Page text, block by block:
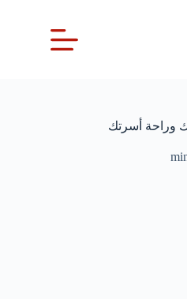
وراحة أسرتك